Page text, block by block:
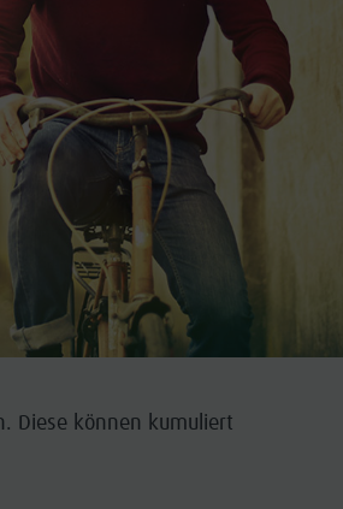
Diese können kumuliert